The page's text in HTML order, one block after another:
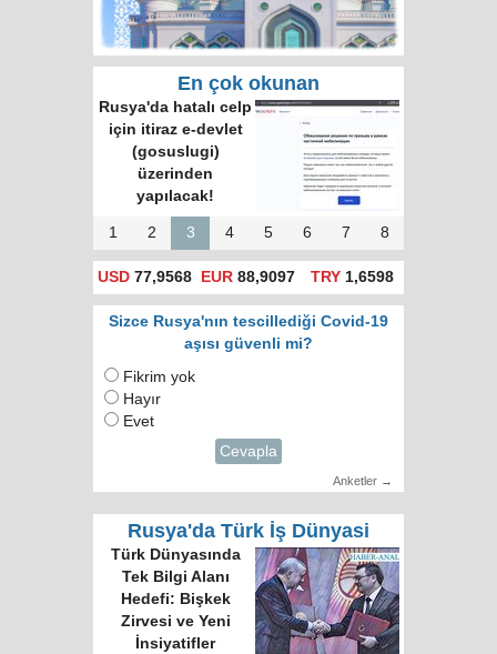
En çok okunan
Rusya'da hatalı celp
için itiraz e-devlet
(gosuslugi)
üzerinden
yapılacak!
1 2 3 4 5 6 7 8
USD 77,9568 EUR 88,9097 TRY1,6598
Sizce Rusya'nın tescillediği Covid-19
aşısı güvenli mi?
Fikrim yok
Hayır
Evet
Cevapla
Anketler →
Rusya'da Türk İş Dünyasi
Türk Dünyasında
Tek Bilgi Alanı
Hedefi: Bişkek
Zirvesi ve Yeni
İnsiyatifler